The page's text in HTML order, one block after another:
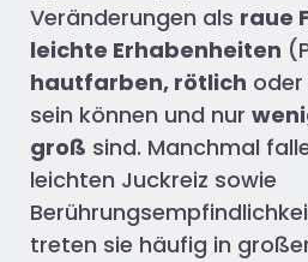
Veränderungen als raue
leichte Erhabenheiten
hautfarben, rötlich oder
sein können und nur
groß sind. Manchmal
leichten Juckreiz sowie
treten sie häufig in